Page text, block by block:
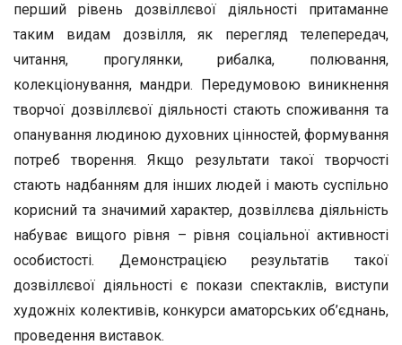
перший рівень дозвіллєвої діяльності притаманне
таким видам дозвілля, як перегляд телепередач,
читання, прогулянки, рибалка, полювання,
колекціонування, мандри. Передумовою виникнення
творчої дозвіллєвої діяльності стають споживання та
опанування людиною духовних цінностей, формування
потреб творення. Якщо результати такої творчості
стають надбанням для інших людей і мають суспільно
корисний та значимий характер, дозвіллєва діяльність
набуває вищого рівня – рівня соціальної активності
особистості. Демонстрацією результатів такої
дозвіллєвої діяльності є покази спектаклів, виступи
художніх колективів, конкурси аматорських об’єднань,
проведення виставок.